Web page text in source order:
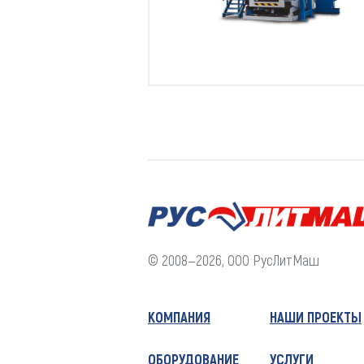
© 2008—2026, ООО РусЛитМаш
КОМПАНИЯ НАШИ ПРОЕКТЫ
ОБОРУДОВАНИЕ УСЛУГИ